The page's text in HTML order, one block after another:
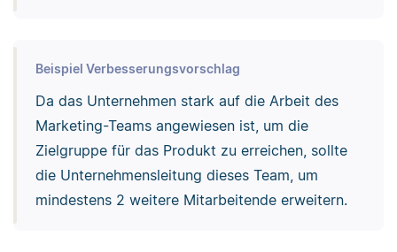
Beispiel Verbesserungsvorschlag
Da das Unternehmen stark auf die Arbeit des
Marketing-Teams angewiesen ist, um die
Zielgruppe für das Produkt zu erreichen, sollte
die Unternehmensleitung dieses Team, um
mindestens 2 weitere Mitarbeitende erweitern.